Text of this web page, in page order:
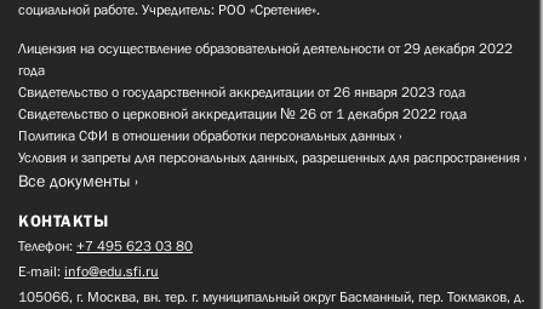
социальной работе. Учредитель: РОО «Сретение».
Лицензия на осуществление образовательной деятельности от 29 декабря 2022
года
Свидетельство о государственной аккредитации от 26 января 2023 года
Свидетельство о церковной аккредитации № 26 от 1 декабря 2022 года
Политика СФИ в отношении обработки персональных данных
Условия и запреты для персональных данных, разрешенных для распространения
Все документы
КОНТАКТЫ
Телефон: +7 495 623 03 80
E-mail: info@edu.sfi.ru
105066, г. Москва, вн. тер. г. муниципальный округ Басманный, пер. Токмаков, д.